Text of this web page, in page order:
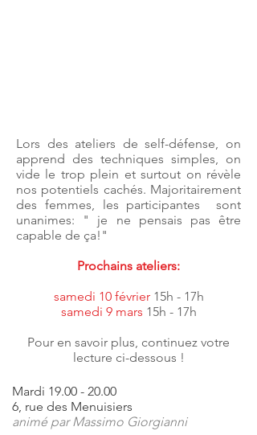
Lors des ateliers de self-défense, on
apprend des techniques simples, on
vide le trop plein et surtout on révèle
nos potentiels cachés. Majoritairement
des femmes, les participantes sont
unanimes: " je ne pensais pas être
capable de ça!"
Prochains ateliers:
samedi 10 février15h - 17h
samedi 9 mars 15h - 17h
Pour en savoir plus, continuez votre
lecture ci-dessous !
Mardi 19.00 - 20.00
6, rue des Menuisiers
animé par Massimo Giorgianni